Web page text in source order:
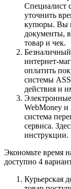
Специалист
уточнить
купюры. Вы
документы,
товар и чек.
интернет-
оплатить
системы
действия и
WebMoney
система
сервиса.
инструкции.
Экономьте время
доступно 4
Курьерская